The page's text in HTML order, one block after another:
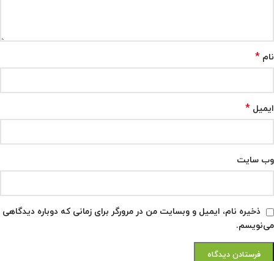
نام *
ایمیل *
وب‌ سایت
ذخیره نام، ایمیل و وبسایت من در مرورگر برای زمانی که دوباره دیدگاهی
می‌نویسم.